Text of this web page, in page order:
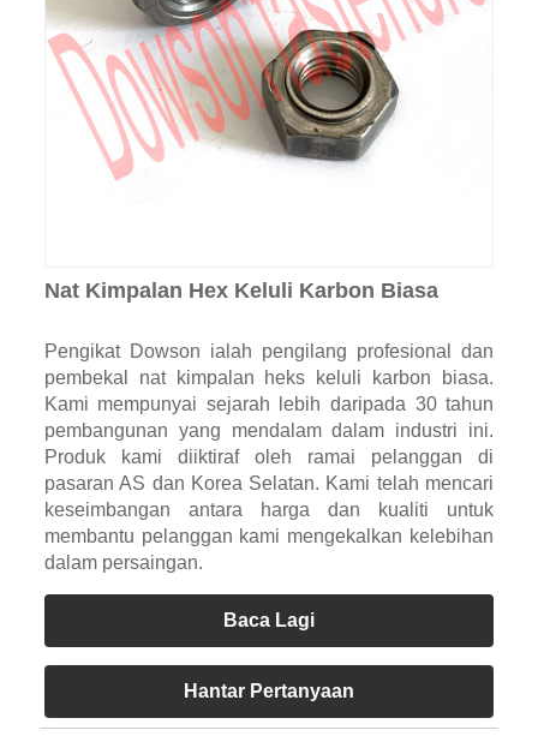
Nat Kimpalan Hex Keluli Karbon Biasa
Pengikat Dowson ialah pengilang profesional dan
pembekal nat kimpalan heks keluli karbon biasa.
Kami mempunyai sejarah lebih daripada 30 tahun
pembangunan yang mendalam dalam industri ini.
Produk kami diiktiraf oleh ramai pelanggan di
pasaran AS dan Korea Selatan. Kami telah mencari
keseimbangan antara harga dan kualiti untuk
membantu pelanggan kami mengekalkan kelebihan
dalam persaingan.
Baca Lagi
Hantar Pertanyaan